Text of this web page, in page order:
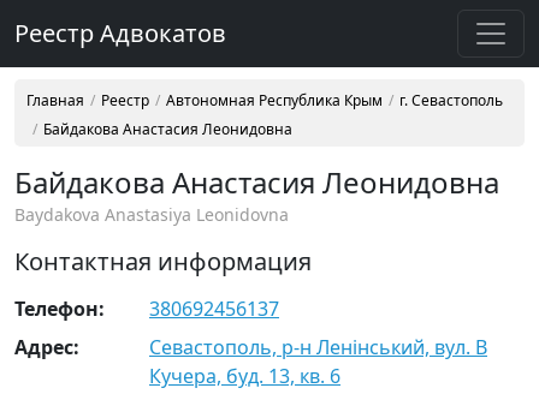
Реестр Адвокатов
Главная Реестр Автономная Республика Крым
г. Севастополь
Байдакова Анастасия Леонидовна
Байдакова Анастасия Леонидовна
Baydakova Anastasiya Leonidovna
Контактная информация
Телефон:
380692456137
Адрес:
Севастополь, р-н Ленінський, вул. В
Кучера, буд. 13, кв. 6